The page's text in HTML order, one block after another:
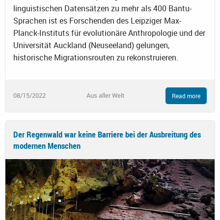
linguistischen Datensätzen zu mehr als 400 Bantu-
Sprachen ist es Forschenden des Leipziger Max-
Planck-Instituts für evolutionäre Anthropologie und der
Universität Auckland (Neuseeland) gelungen,
historische Migrationsrouten zu rekonstruieren.
08/15/2022 Aus aller Welt Read more
Der Regenwald war keine Barriere bei der Ausbreitung des
modernen Menschen